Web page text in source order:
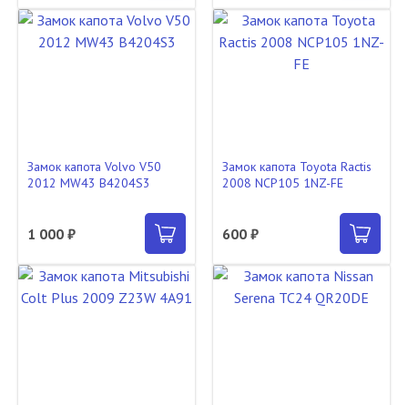
Замок капота Volvo V50
2012 MW43 B4204S3
1 000 ₽
Замок капота Toyota Ractis
2008 NCP105 1NZ-FE
600 ₽